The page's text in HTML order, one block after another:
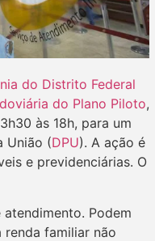
do Distrito Federal
do Plano Piloto,
às 18h, para um
União (DPU). A ação é
e previdenciárias. O
Podem
renda familiar não